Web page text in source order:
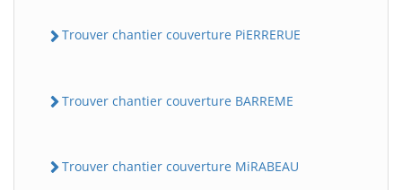
Trouver chantier couverture PiERRERUE
Trouver chantier couverture BARREME
Trouver chantier couverture MiRABEAU